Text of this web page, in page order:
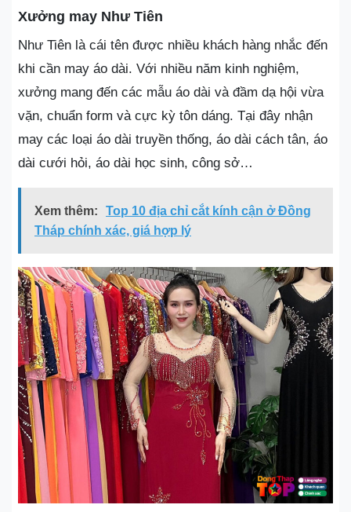
Xưởng may Như Tiên
Như Tiên là cái tên được nhiều khách hàng nhắc đến
khi cần may áo dài. Với nhiều năm kinh nghiệm,
xưởng mang đến các mẫu áo dài và đầm dạ hội vừa
vặn, chuẩn form và cực kỳ tôn dáng. Tại đây nhận
may các loại áo dài truyền thống, áo dài cách tân, áo
dài cưới hỏi, áo dài học sinh, công sở…
Xem thêm:
Top 10 địa chỉ cắt kính cận ở Đồng
Tháp chính xác, giá hợp lý